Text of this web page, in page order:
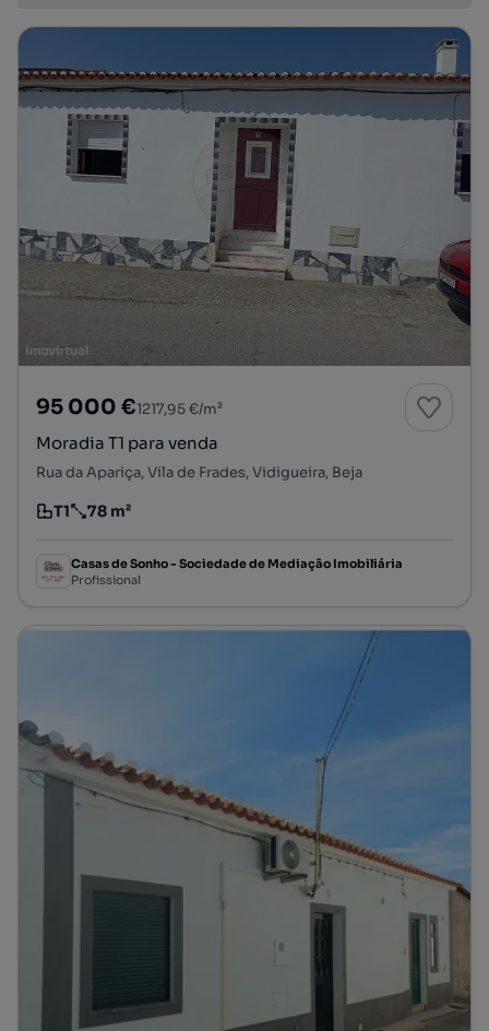
95 000 €1217,95 €/m²
Moradia T1 para venda
Rua da Apariça, Vila de Frades, Vidigueira, Beja
Tipologia
T1
Preço por metro quadrado
78 m²
Casas de Sonho - Sociedade de Mediação Imobiliária
Profissional